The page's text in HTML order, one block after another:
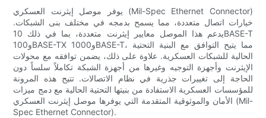
يوفر موصل إيثرنت العسكري (Mil-Spec Ethernet Connector)
خيارات اتصال متعددة، مما يسمح بدمجه في مختلف بنى الشبكات.
يدعم هذا الموصل معايير إيثرنت متعددة، بما في ذلك 10BASE-T
و100BASE-TX و1000BASE-T، مما يتيح التوافق مع البنية التحتية
الحالية للشبكات العسكرية. علاوة على ذلك، يضمن توافقه مع محولات
الإيثرنت وأجهزة التوجيه وغيرها من أجهزة الشبكة تكاملاً سلساً دون
الحاجة إلى تغييرات جذرية في نظام الاتصالات. تتيح هذه المرونة
للمؤسسات العسكرية الاستفادة من بنيتها التحتية الحالية مع دمج ميزات
الأمان والموثوقية المتقدمة التي يوفرها موصل إيثرنت العسكري (Mil-
Spec Ethernet Connector).